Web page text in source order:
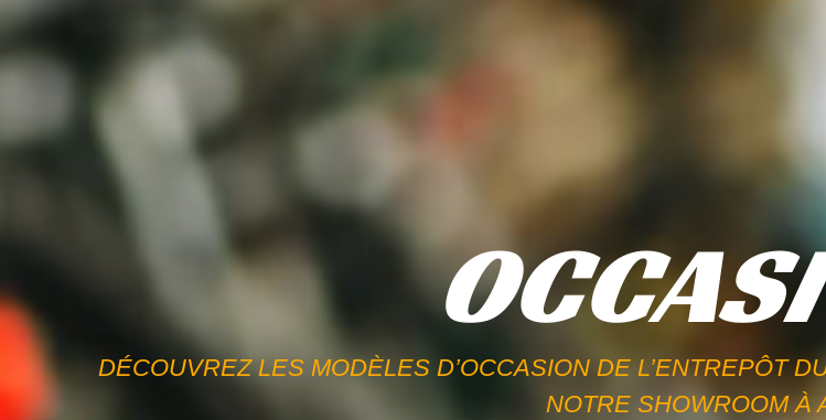
DÉCOUVREZ LES MODÈLES D’OCCASION DE L’ENTREPÔT
NOTRE SHOWROOM À